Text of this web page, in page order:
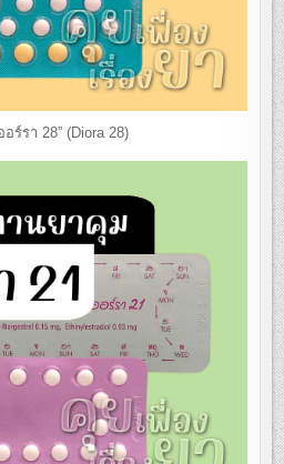
ร์รา 28” (Diora 28)